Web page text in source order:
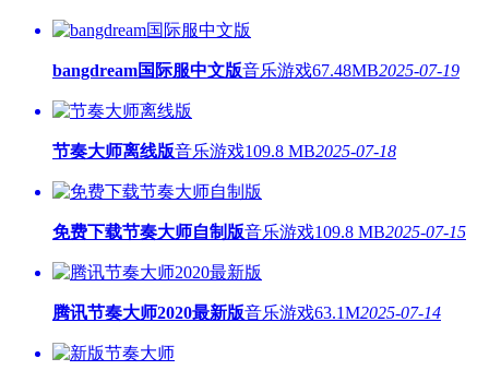
bangdream国际服中文版音乐游戏67.48MB2025-07-19
节奏大师离线版音乐游戏109.8 MB2025-07-18
免费下载节奏大师自制版音乐游戏109.8 MB2025-07-15
腾讯节奏大师2020最新版音乐游戏63.1M2025-07-14